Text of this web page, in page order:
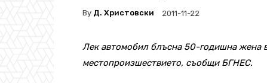
By Д. Христовски 2011-11-22
Лек автомобил блъсна 50-годишна жена
местопроизшествието, съобщи БГНЕС.